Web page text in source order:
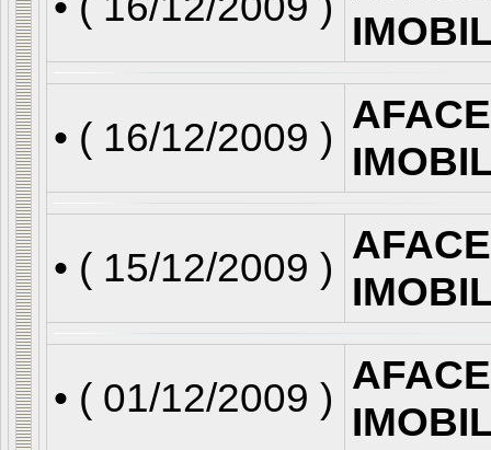
• ( 16/12/2009 )
• ( 15/12/2009 )
• ( 01/12/2009 )